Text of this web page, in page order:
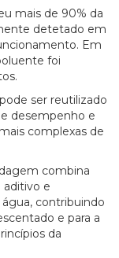
mais de 90% da
detetado em
Em
foi
ser reutilizado
desempenho e
complexas de
combina
aditivo e
contribuindo
e para a
da